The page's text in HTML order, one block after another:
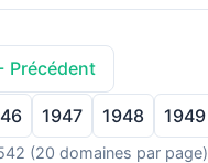
Précédent
1947 1948 1949
(20 domaines par page)